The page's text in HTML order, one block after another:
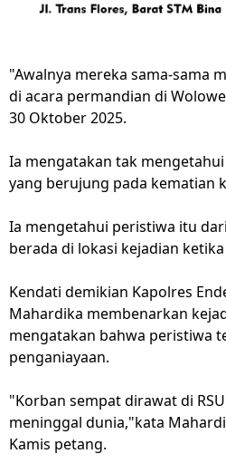
"Awalnya mereka sama-sama
di acara permandian di
30 Oktober 2025.
Ia mengatakan tak
yang berujung pada kematian
Ia mengetahui peristiwa itu
berada di lokasi kejadian
Kendati demikian Kapolres
Mahardika membenarkan
mengatakan bahwa peristiwa
penganiayaan.
"Korban sempat dirawat di
meninggal dunia,"kata
Kamis petang.